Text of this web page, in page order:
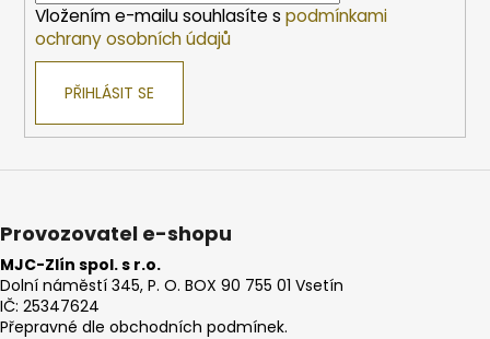
Vložením e-mailu souhlasíte s podmínkami
ochrany osobních údajů
PŘIHLÁSIT SE
Provozovatel e-shopu
MJC-Zlín spol. s r.o.
Dolní náměstí 345, P. O. BOX 90 755 01 Vsetín
IČ: 25347624
Přepravné dle obchodních podmínek.